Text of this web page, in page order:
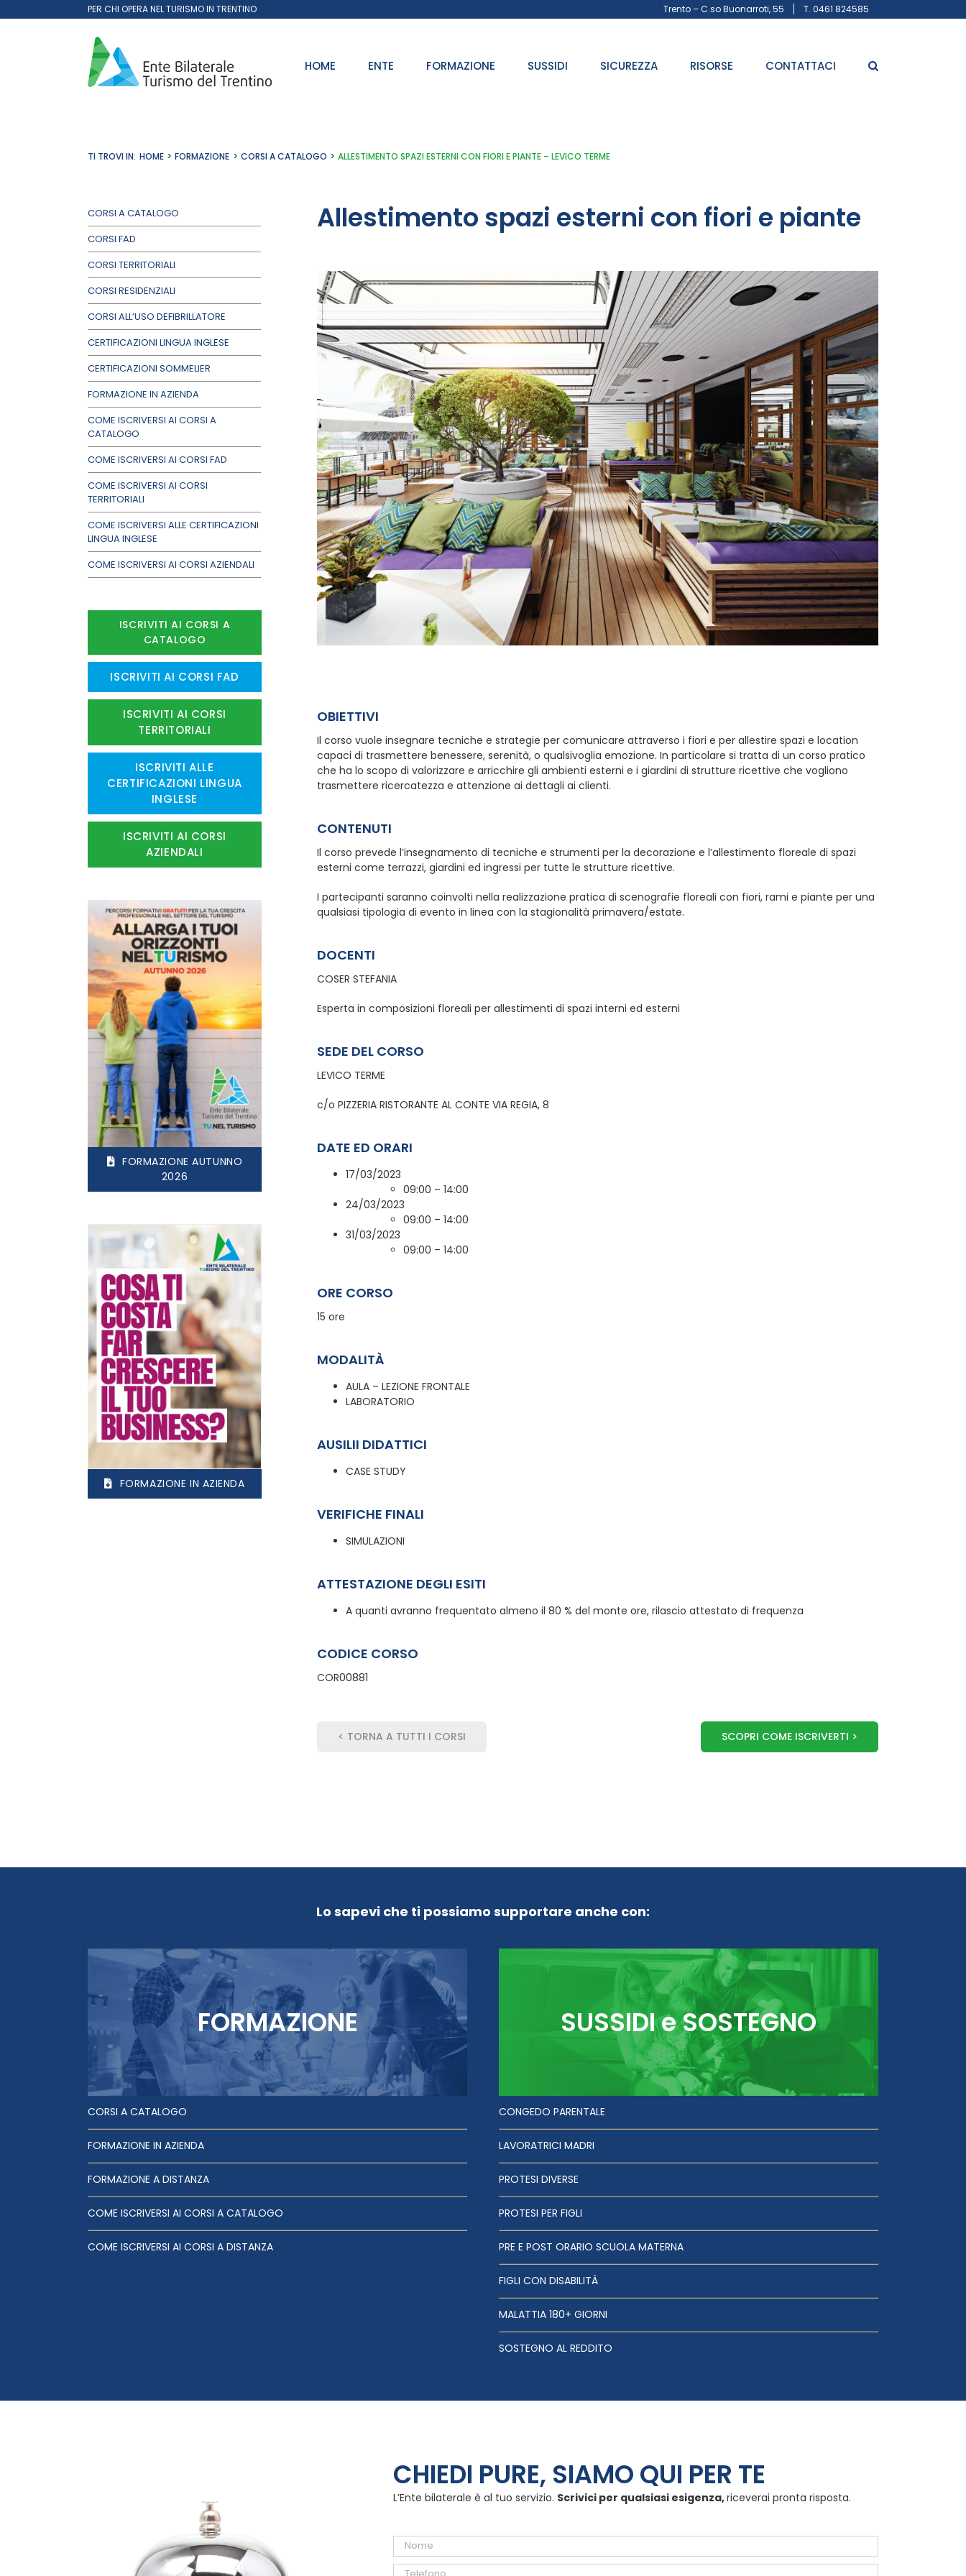
al
PER CHI OPERA NEL TURISMO IN TRENTINO Trento – C.so Buonarroti, 55 T. 0461 824585
HOME ENTE FORMAZIONE SUSSIDI SICUREZZA RISORSE CONTATTACI
TI TROVI IN: HOME FORMAZIONE CORSI A CATALOGO ALLESTIMENTO SPAZI ESTERNI CON FIORI E PIANTE – LEVICO TERME
CORSI A CATALOGO
CORSI FAD
CORSI TERRITORIALI
CORSI RESIDENZIALI
CORSI ALL’USO DEFIBRILLATORE
CERTIFICAZIONI LINGUA INGLESE
CERTIFICAZIONI SOMMELIER
FORMAZIONE IN AZIENDA
COME ISCRIVERSI AI CORSI A
CATALOGO
COME ISCRIVERSI AI CORSI FAD
COME ISCRIVERSI AI CORSI
TERRITORIALI
COME ISCRIVERSI ALLE CERTIFICAZIONI
LINGUA INGLESE
COME ISCRIVERSI AI CORSI AZIENDALI
ISCRIVITI AI CORSI A
CATALOGO
ISCRIVITI AI CORSI FAD
ISCRIVITI AI CORSI
TERRITORIALI
ISCRIVITI ALLE
CERTIFICAZIONI LINGUA
INGLESE
ISCRIVITI AI CORSI
AZIENDALI
FORMAZIONE AUTUNNO
2026
FORMAZIONE IN AZIENDA
Allestimento spazi esterni con fiori e piante
OBIETTIVI
Il corso vuole insegnare tecniche e strategie per comunicare attraverso i fiori e per allestire spazi e location
capaci di trasmettere benessere, serenità, o qualsivoglia emozione. In particolare si tratta di un corso pratico
che ha lo scopo di valorizzare e arricchire gli ambienti esterni e i giardini di strutture ricettive che vogliono
trasmettere ricercatezza e attenzione ai dettagli ai clienti.
CONTENUTI
Il corso prevede l’insegnamento di tecniche e strumenti per la decorazione e l’allestimento floreale di spazi
esterni come terrazzi, giardini ed ingressi per tutte le strutture ricettive.
I partecipanti saranno coinvolti nella realizzazione pratica di scenografie floreali con fiori, rami e piante per una
qualsiasi tipologia di evento in linea con la stagionalità primavera/estate.
DOCENTI
COSER STEFANIA
Esperta in composizioni floreali per allestimenti di spazi interni ed esterni
SEDE DEL CORSO
LEVICO TERME
c/o PIZZERIA RISTORANTE AL CONTE VIA REGIA, 8
DATE ED ORARI
17/03/2023
09:00 – 14:00
24/03/2023
09:00 – 14:00
31/03/2023
09:00 – 14:00
ORE CORSO
15 ore
MODALITÀ
AULA – LEZIONE FRONTALE
LABORATORIO
AUSILII DIDATTICI
CASE STUDY
VERIFICHE FINALI
SIMULAZIONI
ATTESTAZIONE DEGLI ESITI
A quanti avranno frequentato almeno il 80 % del monte ore, rilascio attestato di frequenza
CODICE CORSO
COR00881
< TORNA A TUTTI I CORSI SCOPRI COME ISCRIVERTI >
Lo sapevi che ti possiamo supportare anche con:
FORMAZIONE
CORSI A CATALOGO
FORMAZIONE IN AZIENDA
FORMAZIONE A DISTANZA
COME ISCRIVERSI AI CORSI A CATALOGO
COME ISCRIVERSI AI CORSI A DISTANZA
SUSSIDI e SOSTEGNO
CONGEDO PARENTALE
LAVORATRICI MADRI
PROTESI DIVERSE
PROTESI PER FIGLI
PRE E POST ORARIO SCUOLA MATERNA
FIGLI CON DISABILITÀ
MALATTIA 180+ GIORNI
SOSTEGNO AL REDDITO
CHIEDI PURE, SIAMO QUI PER TE
L’Ente bilaterale è al tuo servizio. Scrivici per qualsiasi esigenza,riceverai pronta risposta.